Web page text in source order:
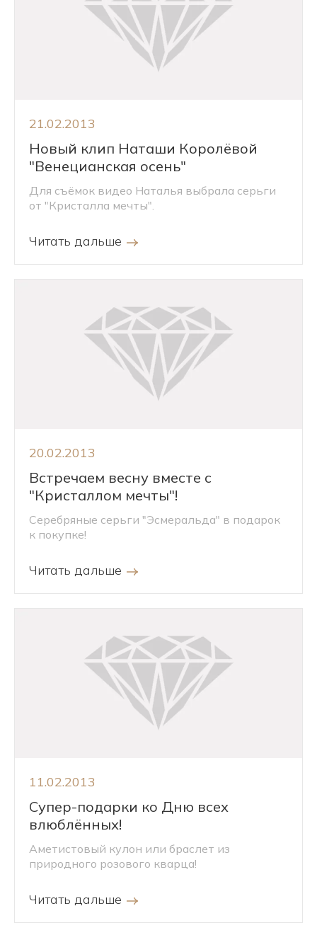
21.02.2013
Новый клип Наташи Королёвой
"Венецианская осень"
Для съёмок видео Наталья выбрала серьги
от "Кристалла мечты".
Читать дальше
20.02.2013
Встречаем весну вместе с
"Кристаллом мечты"!
Серебряные серьги "Эсмеральда" в подарок
к покупке!
Читать дальше
11.02.2013
Супер-подарки ко Дню всех
влюблённых!
Аметистовый кулон или браслет из
природного розового кварца!
Читать дальше